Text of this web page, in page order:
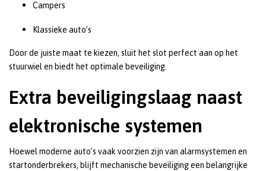
Campers
Klassieke auto’s
Door de juiste maat te kiezen, sluit het slot perfect aan op het
stuurwiel en biedt het optimale beveiliging.
Extra beveiligingslaag naast
elektronische systemen
Hoewel moderne auto’s vaak voorzien zijn van alarmsystemen en
startonderbrekers, blijft mechanische beveiliging een belangrijke